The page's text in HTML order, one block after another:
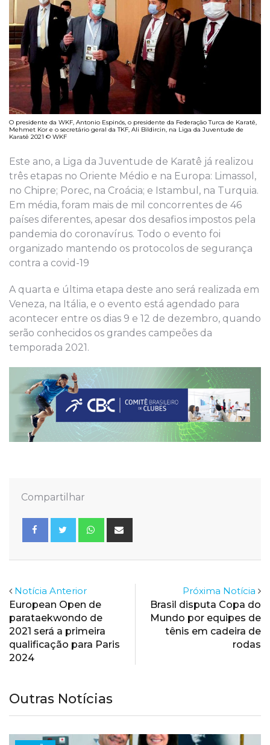
O presidente da WKF, Antonio Espinós, o presidente da Federação Turca de Karatê,
Mehmet Kor e o secretário geral da TKF, Ali Bildircin, na Liga da Juventude de
Karatê 2021 © WKF
Este ano, a Liga da Juventude de Karatê já realizou
três etapas no Oriente Médio e na Europa: Limassol,
no Chipre; Porec, na Croácia; e Istambul, na Turquia.
Em média, foram mais de mil concorrentes de 46
países diferentes, apesar dos desafios impostos pela
pandemia do coronavírus. Todo o evento foi
organizado mantendo os protocolos de segurança
contra a covid-19
A quarta e última etapa deste ano será realizada em
Veneza, na Itália, e o evento está agendado para
acontecer entre os dias 9 e 12 de dezembro, quando
serão conhecidos os grandes campeões da
temporada 2021.
Compartilhar
Whatsapp
Notícia Anterior
European Open de
parataekwondo de
2021 será a primeira
qualificação para Paris
2024
Próxima Notícia
Brasil disputa Copa do
Mundo por equipes de
tênis em cadeira de
rodas
Outras Notícias